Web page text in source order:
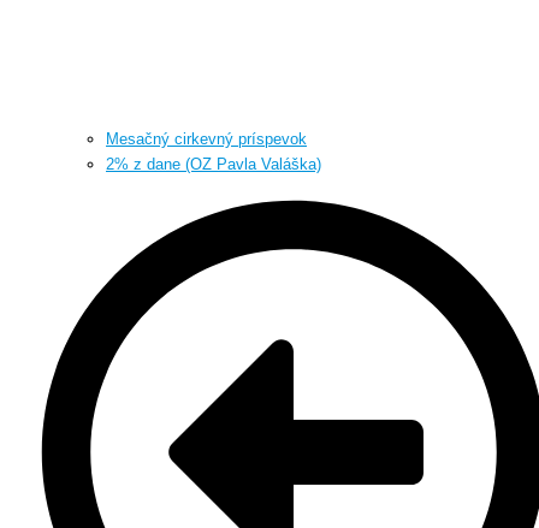
Mesačný cirkevný príspevok
2% z dane (OZ Pavla Valáška)